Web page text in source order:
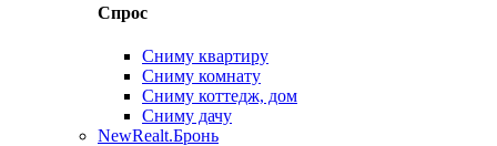
Спрос
Сниму квартиру
Сниму комнату
Сниму коттедж, дом
Сниму дачу
NewRealt.Бронь